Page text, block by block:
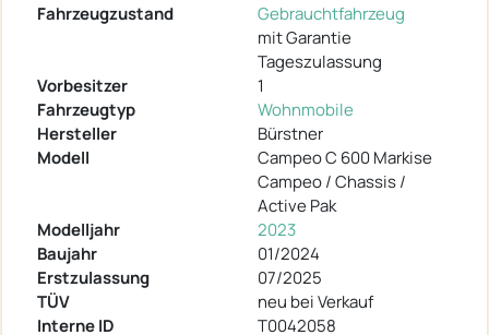
Fahrzeugzustand
Gebrauchtfahrzeug
mit Garantie
Tageszulassung
Vorbesitzer
1
Fahrzeugtyp
Wohnmobile
Hersteller
Bürstner
Modell
Campeo C 600 Markise
Campeo / Chassis /
Active Pak
Modelljahr
2023
Baujahr
01/2024
Erstzulassung
07/2025
TÜV
neu bei Verkauf
Interne ID
T0042058